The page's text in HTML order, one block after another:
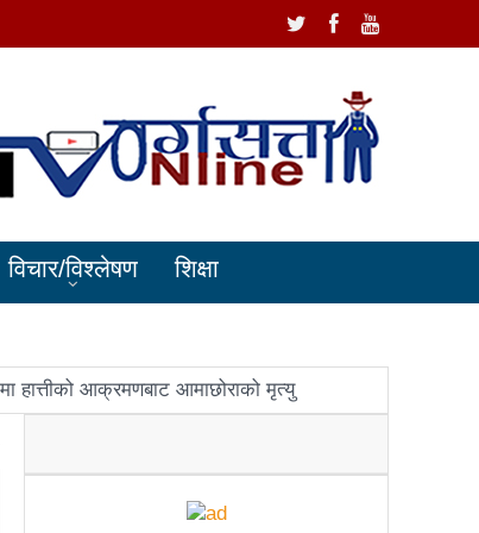
विचार/विश्लेषण शिक्षा
हात्तीको आक्रमणबाट आमाछोराको मृत्यु